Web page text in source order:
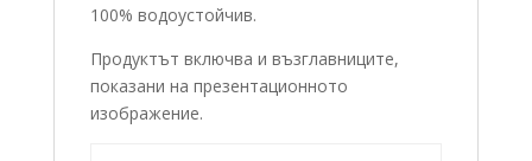
100% водоустойчив.
Продуктът включва и възглавниците,
показани на презентационното
изображение.